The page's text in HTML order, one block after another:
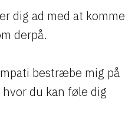
dig ad med at komme
derpå.
bestræbe mig på
du kan føle dig